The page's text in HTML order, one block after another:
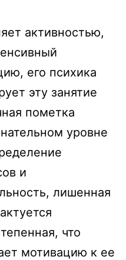
активностью,
его психика
эту занятие
пометка
уровне
и
лишенная
что
мотивацию к ее